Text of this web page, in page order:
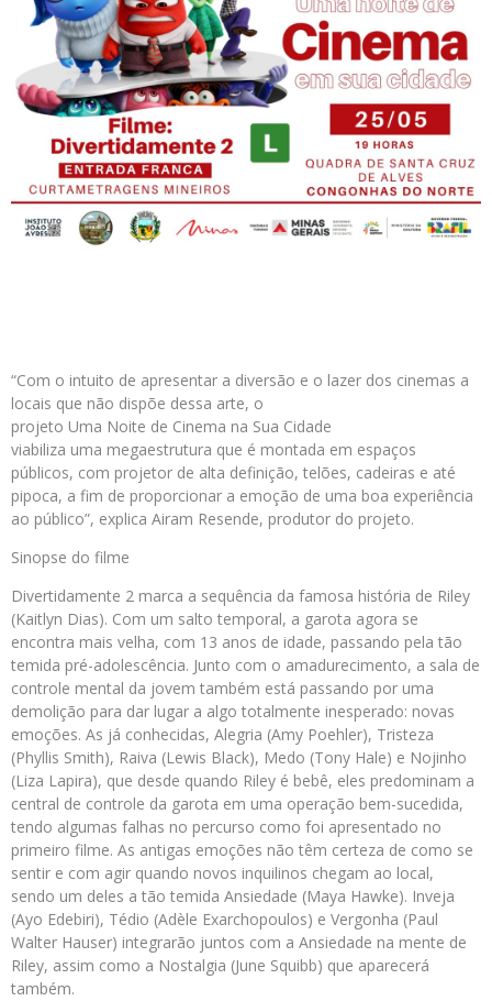
“Com o intuito de apresentar a diversão e o lazer dos cinemas a
locais que não dispõe dessa arte, o
projeto Uma Noite de Cinema na Sua Cidade
viabiliza uma megaestrutura que é montada em espaços
públicos, com projetor de alta definição, telões, cadeiras e até
pipoca, a fim de proporcionar a emoção de uma boa experiência
ao público”, explica Airam Resende, produtor do projeto.
Sinopse do filme
Divertidamente 2 marca a sequência da famosa história de Riley
(Kaitlyn Dias). Com um salto temporal, a garota agora se
encontra mais velha, com 13 anos de idade, passando pela tão
temida pré-adolescência. Junto com o amadurecimento, a sala de
controle mental da jovem também está passando por uma
demolição para dar lugar a algo totalmente inesperado: novas
emoções. As já conhecidas, Alegria (Amy Poehler), Tristeza
(Phyllis Smith), Raiva (Lewis Black), Medo (Tony Hale) e Nojinho
(Liza Lapira), que desde quando Riley é bebê, eles predominam a
central de controle da garota em uma operação bem-sucedida,
tendo algumas falhas no percurso como foi apresentado no
primeiro filme. As antigas emoções não têm certeza de como se
sentir e com agir quando novos inquilinos chegam ao local,
sendo um deles a tão temida Ansiedade (Maya Hawke). Inveja
(Ayo Edebiri), Tédio (Adèle Exarchopoulos) e Vergonha (Paul
Walter Hauser) integrarão juntos com a Ansiedade na mente de
Riley, assim como a Nostalgia (June Squibb) que aparecerá
também.